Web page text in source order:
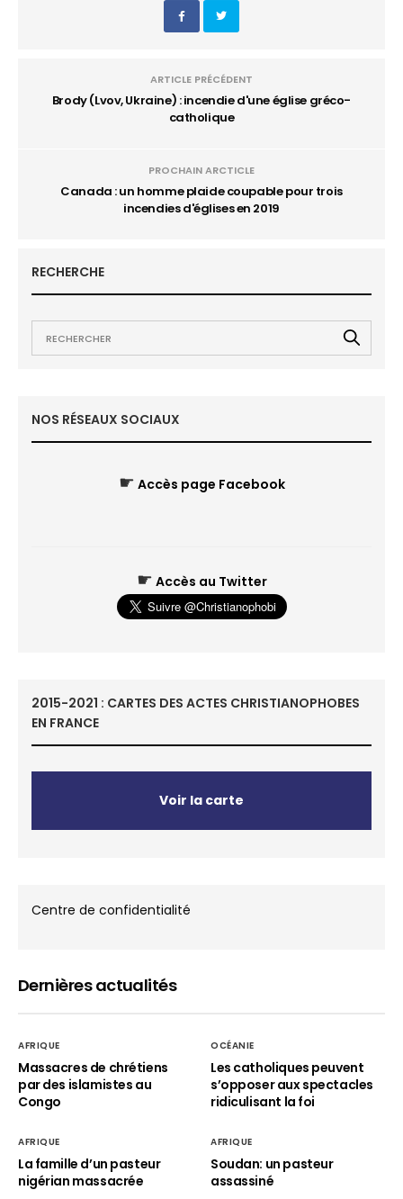
ARTICLE PRÉCÉDENT
Brody (Lvov, Ukraine) : incendie d'une église gréco-
catholique
PROCHAIN ARCTICLE
Canada : un homme plaide coupable pour trois
incendies d'églises en 2019
RECHERCHE
NOS RÉSEAUX SOCIAUX
☛ Accès page Facebook
☛ Accès au Twitter
2015-2021 : CARTES DES ACTES CHRISTIANOPHOBES
EN FRANCE
Voir la carte
Centre de confidentialité
Dernières actualités
AFRIQUE
Massacres de chrétiens
par des islamistes au
Congo
OCÉANIE
Les catholiques peuvent
s’opposer aux spectacles
ridiculisant la foi
AFRIQUE
La famille d’un pasteur
nigérian massacrée
AFRIQUE
Soudan: un pasteur
assassiné